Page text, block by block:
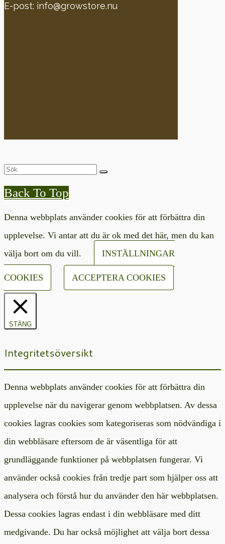
E-post: info@growstore.nu
Back To Top
Denna webbplats använder cookies för att förbättra din
upplevelse. Vi antar att du är ok med det här, men du kan
välja bort om du vill.
INSTÄLLNINGAR
COOKIES ACCEPTERA COOKIES
STÄNG
Integritetsöversikt
Denna webbplats använder cookies för att förbättra din
upplevelse när du navigerar genom webbplatsen. Av dessa
cookies lagras cookies som kategoriseras som nödvändiga i
din webbläsare eftersom de är väsentliga för att
grundläggande funktioner på webbplatsen fungerar. Vi
använder också cookies från tredje part som hjälper oss att
analysera och förstå hur du använder den här webbplatsen.
Dessa cookies lagras endast i din webbläsare med ditt
medgivande. Du har också möjlighet att välja bort dessa